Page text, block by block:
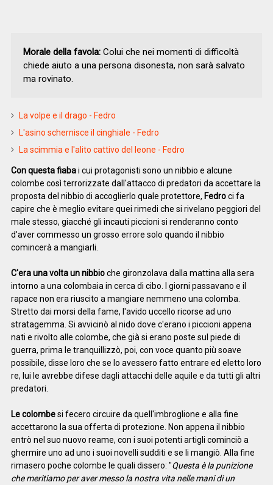
Morale della favola:Colui che nei momenti di difficoltà
chiede aiuto a una persona disonesta, non sarà salvato
ma rovinato.
La volpe e il drago - Fedro
L'asino schernisce il cinghiale - Fedro
La scimmia e l'alito cattivo del leone - Fedro
Con questa fiabai cui protagonisti sono un nibbio e alcune
colombe così terrorizzate dall'attacco di predatori da accettare la
proposta del nibbio di accoglierlo quale protettore, Fedroci fa
capire che è meglio evitare quei rimedi che si rivelano peggiori del
male stesso, giacché gli incauti piccioni si renderanno conto
d'aver commesso un grosso errore solo quando il nibbio
comincerà a mangiarli.
C'era una volta un nibbioche gironzolava dalla mattina alla sera
intorno a una colombaia in cerca di cibo. I giorni passavano e il
rapace non era riuscito a mangiare nemmeno una colomba.
Stretto dai morsi della fame, l'avido uccello ricorse ad uno
stratagemma. Si avvicinò al nido dove c'erano i piccioni appena
nati e rivolto alle colombe, che già si erano poste sul piede di
guerra, prima le tranquillizzò, poi, con voce quanto più soave
possibile, disse loro che se lo avessero fatto entrare ed eletto loro
re, lui le avrebbe difese dagli attacchi delle aquile e da tutti gli altri
predatori.
Le colombesi fecero circuire da quell'imbroglione e alla fine
accettarono la sua offerta di protezione. Non appena il nibbio
entrò nel suo nuovo reame, con i suoi potenti artigli cominciò a
ghermire uno ad uno i suoi novelli sudditi e se li mangiò. Alla fine
rimasero poche colombe le quali dissero: "Questa è la punizione
che meritiamo per aver messo la nostra vita nelle mani di un